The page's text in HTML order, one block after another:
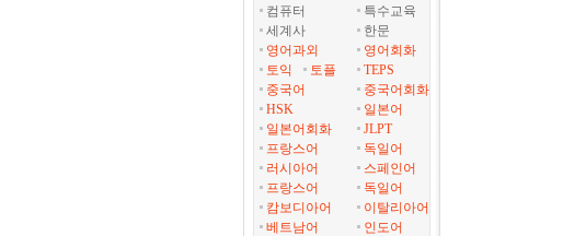
컴퓨터
특수교육
세계사
한문
영어과외
영어회화
토익
토플
TEPS
중국어
중국어회화
HSK
일본어
일본어회화
JLPT
프랑스어
독일어
러시아어
스페인어
프랑스어
독일어
캄보디아어
이탈리아어
베트남어
인도어